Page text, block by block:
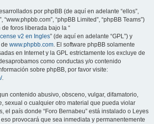
por phpBB (de aquí en adelante “ellos”,
“www.phpbb.com”, “phpBB Limited”, “phpBB Teams”)
foros liberada bajo la “
v2 en Ingles” (de aquí en adelante “GPL”) y
www.phpbb.com. El software phpBB solamente
en Internet y la GPL estrictamente los excluye de
como conductas y/o contenido
sobre phpBB, por favor visite:
.
contenido abusivo, obsceno, vulgar, difamatorio,
sexual o cualquier otro material que pueda violar
el país donde “Foro Bernabeu” está instalado o Leyes
provocará que sea inmediata y permanentemente